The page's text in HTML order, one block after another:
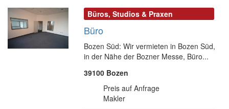
Büros, Studios & Praxen
Büro
Bozen Süd: Wir vermieten in Bozen Süd,
in der Nähe der Bozner Messe, Büro...
39100 Bozen
Preis auf Anfrage
Makler